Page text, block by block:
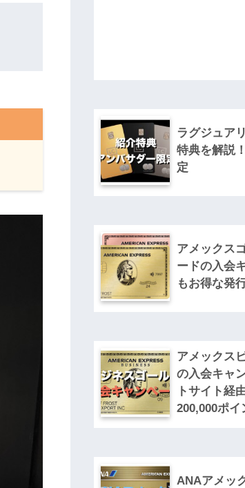
ラグジュア
特典を解説
定
アメックス
ードの入会
もお得な発
アメックス
の入会キャ
トサイト経
200,000ポイ
ANAアメッ